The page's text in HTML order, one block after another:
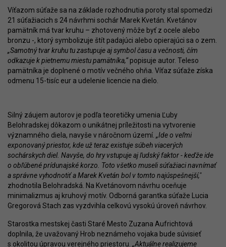
Víťazom súťaže sa na základe rozhodnutia poroty stal spomedzi
21 súťažiacich s 24 návrhmi sochár Marek Kvetán. Kvetánov
pamätník má tvar kruhu – zhotovený môže byť z ocele alebo
bronzu -, ktorý symbolizuje štít padajúci alebo opierajúci sa o zem.
„Samotný tvar kruhu tu zastupuje aj symbol času a večnosti, čím
odkazuje k pietnemu miestu pamätníka,“popisuje autor. Teleso
pamätníka je doplnené o motív večného ohňa. Víťaz súťaže získa
odmenu 15-tisíc eur a udelenie licencie na dielo.
Silný záujem autorov je podľa teoretičky umenia Ľuby
Belohradskej dôkazom o unikátnej príležitosti na vytvorenie
významného diela, navyše v náročnom území. „Ide o veľmi
exponovaný priestor, kde už teraz existuje súbeh viacerých
sochárskych diel. Navyše, do hry vstupuje aj ľudský faktor - keďže ide
o obľúbené prídunajské korzo. Toto všetko museli súťažiaci navnímať
a správne vyhodnotiť a Marek Kvetán bol v tomto najúspešnejší,"
zhodnotila Belohradská. Na Kvetánovom návrhu oceňuje
minimalizmus aj kruhový motív. Odborná garantka súťaže Lucia
Gregorová Stach zas vyzdvihla celkovú vysokú úroveň návrhov.
Starostka mestskej časti Staré Mesto Zuzana Aufrichtová
doplnila, že uvažovaný Hrob neznámeho vojaka bude súvisieť
s okolitou úpravou verejného priestoru. „Aktuálne realizujeme